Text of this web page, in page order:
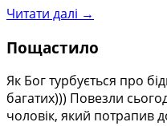
Читати далі →
Пощастило
Як Бог турбується про
багатих))) Повезли
чоловік, який потрапив